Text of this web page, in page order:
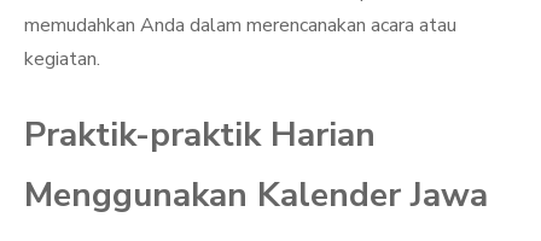
memudahkan Anda dalam merencanakan acara atau
kegiatan.
Praktik-praktik Harian
Menggunakan Kalender Jawa